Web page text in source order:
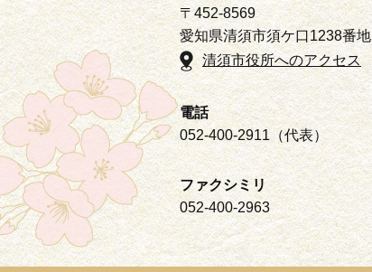
〒452-8569
愛知県清須市須ケ口1238番地
清須市役所へのアクセス
電話
052-400-2911（代表）
ファクシミリ
052-400-2963